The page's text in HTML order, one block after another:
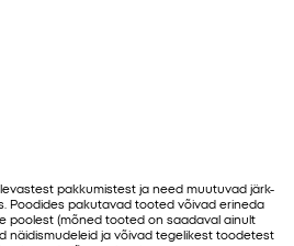
pakkumistest ja need muutuvad järk-
Poodides pakutavad tooted võivad erineda
poolest (mõned tooted on saadaval ainult
näidismudeleid ja võivad tegelikest toodetest